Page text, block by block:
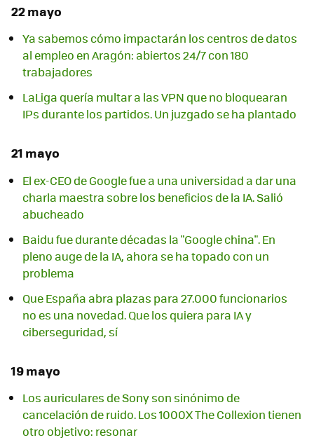
22 mayo
Ya sabemos cómo impactarán los centros de datos
al empleo en Aragón: abiertos 24/7 con 180
trabajadores
LaLiga quería multar a las VPN que no bloquearan
IPs durante los partidos. Un juzgado se ha plantado
21 mayo
El ex-CEO de Google fue a una universidad a dar una
charla maestra sobre los beneficios de la IA. Salió
abucheado
Baidu fue durante décadas la "Google china". En
pleno auge de la IA, ahora se ha topado con un
problema
Que España abra plazas para 27.000 funcionarios
no es una novedad. Que los quiera para IA y
ciberseguridad, sí
19 mayo
Los auriculares de Sony son sinónimo de
cancelación de ruido. Los 1000X The Collexion tienen
otro objetivo: resonar